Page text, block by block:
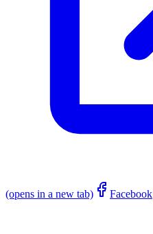
(opens in a new tab) Facebook